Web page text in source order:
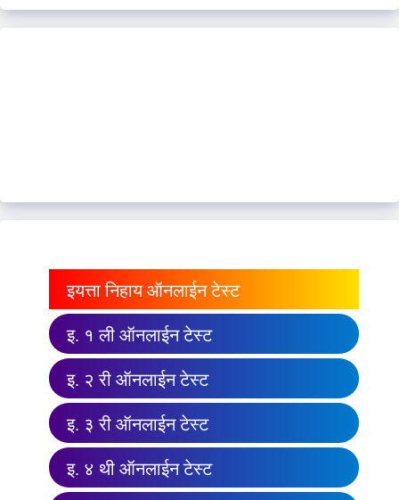
इयत्ता निहाय ऑनलाईन टेस्ट
इ. १ ली ऑनलाईन टेस्ट
इ. २ री ऑनलाईन टेस्ट
इ. ३ री ऑनलाईन टेस्ट
इ. ४ थी ऑनलाईन टेस्ट